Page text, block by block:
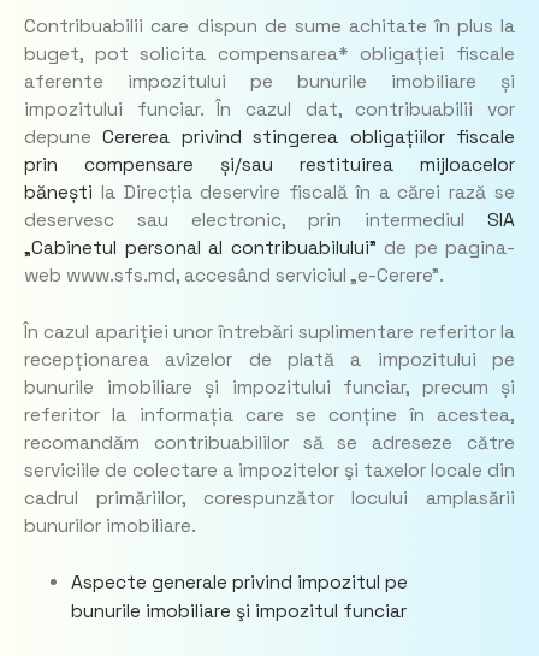
Contribuabilii care dispun de sume achitate în plus la
buget, pot solicita compensarea* obligației fiscale
aferente impozitului pe bunurile imobiliare și
impozitului funciar. În cazul dat, contribuabilii vor
depuneCererea privind stingerea obligațiilor fiscale
prin compensare și/sau restituirea mijloacelor
bănești la Direcția deservire fiscală în a cărei rază se
deservesc sau electronic, prin intermediul SIA
„Cabinetul personal al contribuabilului” de pe pagina-
web www.sfs.md, accesând serviciul „e-Cerere”.
În cazul apariției unor întrebări suplimentare referitor la
recepționarea avizelor de plată a impozitului pe
bunurile imobiliare și impozitului funciar, precum și
referitor la informația care se conține în acestea,
recomandăm contribuabililor să se adreseze către
serviciile de colectare a impozitelor şi taxelor locale din
cadrul primăriilor, corespunzător locului amplasării
bunurilor imobiliare.
Aspecte generale privind impozitul pe
bunurile imobiliare şi impozitul funciar